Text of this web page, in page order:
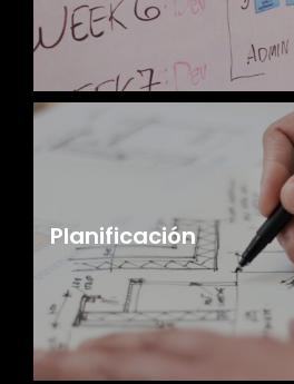
Planificación